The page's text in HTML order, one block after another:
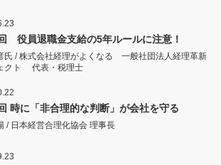
役員退職金支給の5年ルールに注意！
氏 / 株式会社経理がよくなる 一般社団法人経理革新
クト 代表・税理士
時に「非合理的な判断」が会社を守る
/ 日本経営合理化協会 理事長